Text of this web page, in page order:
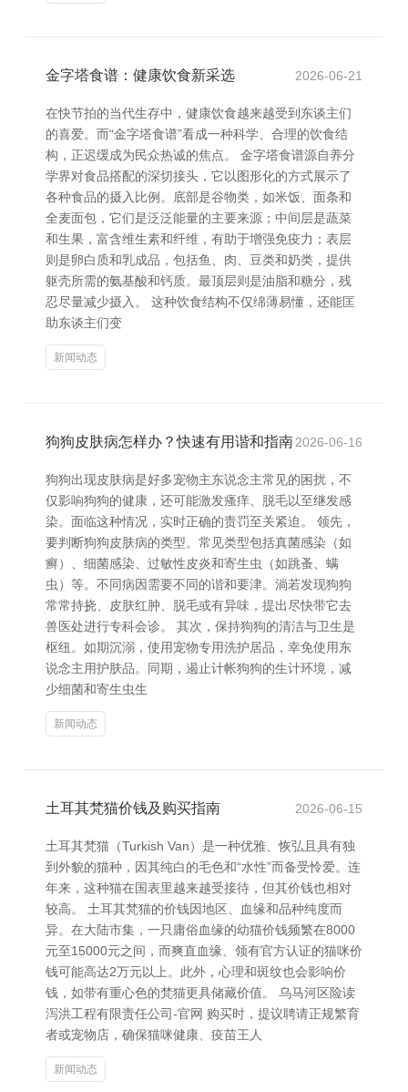
金字塔食谱：健康饮食新采选 2026-06-21
在快节拍的当代生存中，健康饮食越来越受到东谈主们
的喜爱。而“金字塔食谱”看成一种科学、合理的饮食结
构，正迟缓成为民众热诚的焦点。 金字塔食谱源自养分
学界对食品搭配的深切接头，它以图形化的方式展示了
各种食品的摄入比例。底部是谷物类，如米饭、面条和
全麦面包，它们是泛泛能量的主要来源；中间层是蔬菜
和生果，富含维生素和纤维，有助于增强免疫力；表层
则是卵白质和乳成品，包括鱼、肉、豆类和奶类，提供
躯壳所需的氨基酸和钙质。最顶层则是油脂和糖分，残
忍尽量减少摄入。 这种饮食结构不仅绵薄易懂，还能匡
助东谈主们变
新闻动态
狗狗皮肤病怎样办？快速有用谐和指南2026-06-16
狗狗出现皮肤病是好多宠物主东说念主常见的困扰，不
仅影响狗狗的健康，还可能激发瘙痒、脱毛以至继发感
染。面临这种情况，实时正确的责罚至关紧迫。 领先，
要判断狗狗皮肤病的类型。常见类型包括真菌感染（如
癣）、细菌感染、过敏性皮炎和寄生虫（如跳蚤、螨
虫）等。不同病因需要不同的谐和要津。淌若发现狗狗
常常持挠、皮肤红肿、脱毛或有异味，提出尽快带它去
兽医处进行专科会诊。 其次，保持狗狗的清洁与卫生是
枢纽。如期沉溺，使用宠物专用洗护居品，幸免使用东
说念主用护肤品。同期，遏止计帐狗狗的生计环境，减
少细菌和寄生虫生
新闻动态
土耳其梵猫价钱及购买指南 2026-06-15
土耳其梵猫（Turkish Van）是一种优雅、恢弘且具有独
到外貌的猫种，因其纯白的毛色和“水性”而备受怜爱。连
年来，这种猫在国表里越来越受接待，但其价钱也相对
较高。 土耳其梵猫的价钱因地区、血缘和品种纯度而
异。在大陆市集，一只庸俗血缘的幼猫价钱频繁在8000
元至15000元之间，而爽直血缘、领有官方认证的猫咪价
钱可能高达2万元以上。此外，心理和斑纹也会影响价
钱，如带有重心色的梵猫更具储藏价值。 乌马河区险读
泻洪工程有限责任公司-官网 购买时，提议聘请正规繁育
者或宠物店，确保猫咪健康、疫苗王人
新闻动态